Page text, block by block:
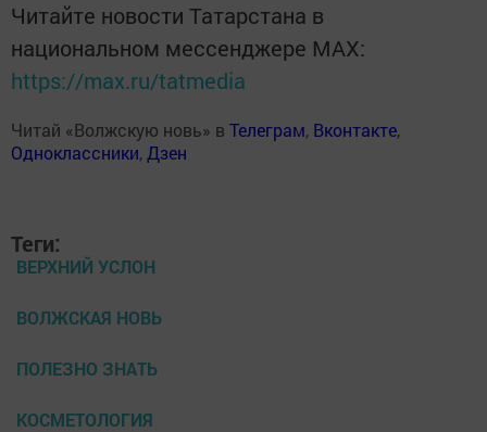
Читайте новости Татарстана в
национальном мессенджере MАХ:
https://max.ru/tatmedia
Читай «Волжскую новь» в Телеграм, Вконтакте,
Одноклассники, Дзен
Теги:
ВЕРХНИЙ УСЛОН
ВОЛЖСКАЯ НОВЬ
ПОЛЕЗНО ЗНАТЬ
КОСМЕТОЛОГИЯ